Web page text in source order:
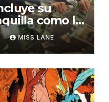
su
como la
menor
MISS LANE